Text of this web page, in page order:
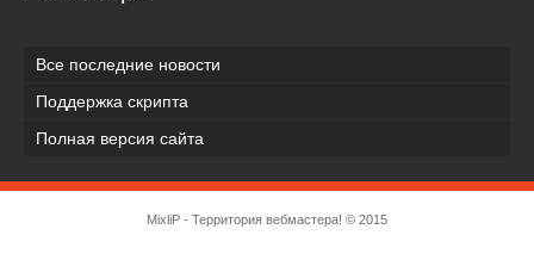
Все последние новости
Поддержка скрипта
Полная версия сайта
MixliP - Территория вебмастера! © 2015